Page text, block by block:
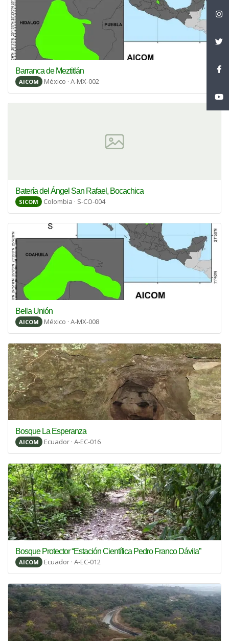
Barranca de Meztitlán
AICOM México · A-MX-002
Batería del Ángel San Rafael, Bocachica
SICOM Colombia · S-CO-004
Bella Unión
AICOM México · A-MX-008
Bosque La Esperanza
AICOM Ecuador · A-EC-016
Bosque Protector “Estación Científica Pedro Franco Dávila”
AICOM Ecuador · A-EC-012